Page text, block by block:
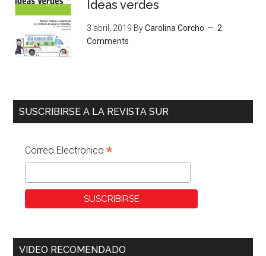
Ideas verdes
3 abril, 2019 ByCarolina Corcho
2
Comments
SUSCRIBIRSE A LA REVISTA SUR
Correo Electronico*
VIDEO RECOMENDADO